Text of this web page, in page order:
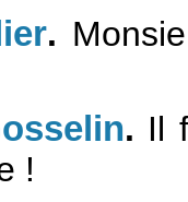
.
. Il
!